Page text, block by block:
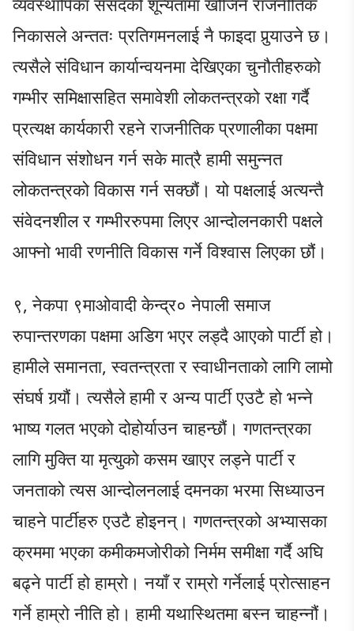
निकासले अन्ततः प्रतिगमनलाई नै फाइदा पुर्‍याउने छ।
त्यसैले संविधान कार्यान्वयनमा देखिएका चुनौतीहरुको
गम्भीर समिक्षासहित समावेशी लोकतन्त्रको रक्षा गर्दै
प्रत्यक्ष कार्यकारी रहने राजनीतिक प्रणालीका पक्षमा
संविधान संशोधन गर्न सके मात्रै हामी समुन्नत
लोकतन्त्रको विकास गर्न सक्छौं। यो पक्षलाई अत्यन्तै
संवेदनशील र गम्भीररुपमा लिएर आन्दोलनकारी पक्षले
आफ्नो भावी रणनीति विकास गर्ने विश्वास लिएका छौं।
९, ​नेकपा ९माओवादी केन्द्र० नेपाली समाज
रुपान्तरणका पक्षमा अडिग भएर लड्दै आएको पार्टी हो।
हामीले समानता, स्वतन्त्रता र स्वाधीनताको लागि लामो
संघर्ष गर्‍यौं। त्यसैले हामी र अन्य पार्टी एउटै हो भन्ने
भाष्य गलत भएको दोहोर्याउन चाहन्छौं। गणतन्त्रका
लागि मुक्ति या मृत्युको कसम खाएर लड्ने पार्टी र
जनताको त्यस आन्दोलनलाई दमनका भरमा सिध्याउन
चाहने पार्टीहरु एउटै होइनन्। गणतन्त्रको अभ्यासका
क्रममा भएका कमीकमजोरीको निर्मम समीक्षा गर्दै अघि
बढ्ने पार्टी हो हाम्रो। नयाँ र राम्रो गर्नेलाई प्रोत्साहन
गर्ने हाम्रो नीति हो। हामी यथास्थितमा बस्न चाहन्नौं।